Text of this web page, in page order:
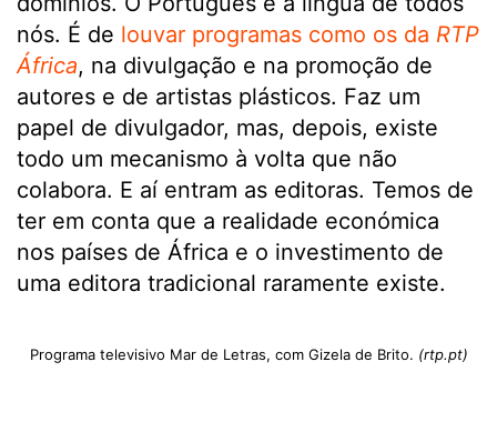
nós. É de louvar programas como os da RTP
África, na divulgação e na promoção de
autores e de artistas plásticos. Faz um
papel de divulgador, mas, depois, existe
todo um mecanismo à volta que não
colabora. E aí entram as editoras. Temos de
ter em conta que a realidade económica
nos países de África e o investimento de
uma editora tradicional raramente existe.
Programa televisivo Mar de Letras, com Gizela de Brito. (rtp.pt)